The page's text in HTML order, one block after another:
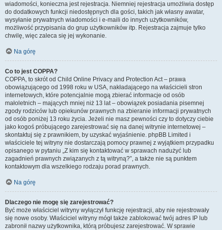
wiadomości, konieczna jest rejestracja. Niemniej rejestracja umożliwia dostęp
do dodatkowych funkcji niedostępnych dla gości, takich jak własny awatar,
wysyłanie prywatnych wiadomości i e-maili do innych użytkowników,
możliwość przypisania do grup użytkowników itp. Rejestracja zajmuje tylko
chwilę, więc zaleca się jej wykonanie.
Na górę
Co to jest COPPA?
COPPA, to skrót od Child Online Privacy and Protection Act – prawa
obowiązującego od 1998 roku w USA, nakładającego na właścicieli stron
internetowych, które potencjalnie mogą zbierać informacje od osób
małoletnich – mających mniej niż 13 lat – obowiązek posiadania pisemnej
zgody rodziców lub opiekunów prawnych na zbieranie informacji prywatnych
od osób poniżej 13 roku życia. Jeżeli nie masz pewności czy to dotyczy ciebie
jako kogoś próbującego zarejestrować się na danej witrynie internetowej –
skontaktuj się z prawnikiem, by uzyskać wyjaśnienie. phpBB Limited i
właściciele tej witryny nie dostarczają pomocy prawnej z wyjątkiem przypadku
opisanego w pytaniu „Z kim się kontaktować w sprawach nadużyć lub
zagadnień prawnych związanych z tą witryną?”, a także nie są punktem
kontaktowym dla wszelkiego rodzaju porad prawnych.
Na górę
Dlaczego nie mogę się zarejestrować?
Być może właściciel witryny wyłączył funkcję rejestracji, aby nie rejestrowały
się nowe osoby. Właściciel witryny mógł także zablokować twój adres IP lub
zabronił nazwy użytkownika, którą próbujesz zarejestrować. W sprawie